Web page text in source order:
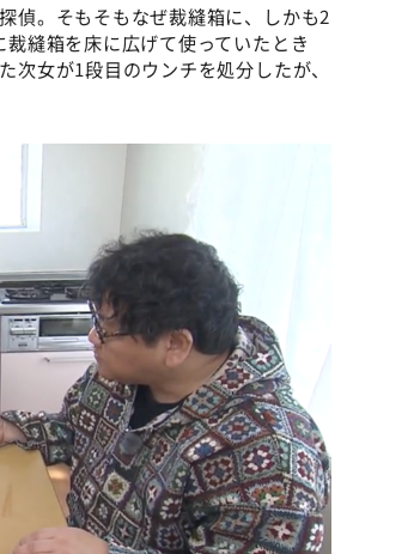
偵。そもそもなぜ裁縫箱に、しかも2
縫箱を床に広げて使っていたとき
女が1段目のウンチを処分したが、